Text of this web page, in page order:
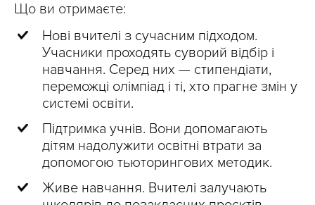
Що ви отримаєте:
Нові вчителі з сучасним підходом.
Учасники проходять суворий відбір і
навчання. Серед них — стипендіати,
переможці олімпіад і ті, хто прагне змін у
системі освіти.
Підтримка учнів. Вони допомагають
дітям надолужити освітні втрати за
допомогою тьюторингових методик.
Живе навчання. Вчителі залучають